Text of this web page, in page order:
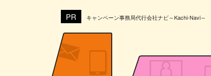
キャンペーン事務局代行会社ナビ～Kachi-Navi～